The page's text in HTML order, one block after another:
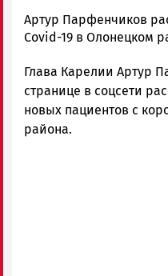
Юрий
Каулио
Петрозаводска
и
Карелии
|
Артур Парфенчиков
Covid-19 в Олонецком
Глава Карелии Артур
странице в соцсети
новых пациентов с
района.